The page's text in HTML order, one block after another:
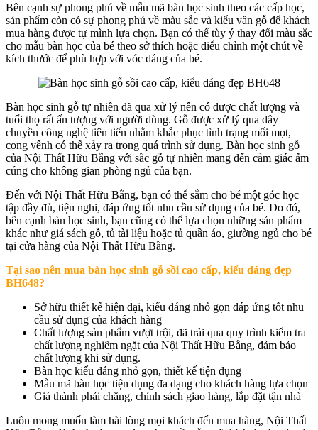
Bên cạnh sự phong phú về mẫu mã bàn học sinh theo các cấp học,
sản phẩm còn có sự phong phú về màu sắc và kiểu vân gỗ để khách
mua hàng được tự mình lựa chọn. Bạn có thể tùy ý thay đổi màu sắc
cho mẫu bàn học của bé theo sở thích hoặc điểu chỉnh một chút về
kích thước để phù hợp với vóc dáng của bé.
Bàn học sinh gỗ tự nhiên đã qua xử lý nên có được chất lượng và
tuổi thọ rất ấn tượng với người dùng. Gỗ được xử lý qua dây
chuyền công nghệ tiên tiến nhằm khắc phục tình trạng mối mọt,
cong vênh có thể xảy ra trong quá trình sử dụng. Bàn học sinh gỗ
của Nội Thất Hữu Bằng với sắc gỗ tự nhiên mang đến cảm giác ấm
cúng cho không gian phòng ngủ của bạn.
Đến với Nội Thất Hữu Bằng, bạn có thể sắm cho bé một góc học
tập đầy đủ, tiện nghi, đáp ứng tốt nhu cầu sử dụng của bé. Do đó,
bên cạnh bàn học sinh, bạn cũng có thể lựa chọn những sản phẩm
khác như giá sách gỗ, tủ tài liệu hoặc tủ quần áo, giường ngủ cho bé
tại cửa hàng của Nội Thất Hữu Bằng.
Tại sao nên mua bàn học sinh gỗ sồi cao cấp, kiểu dáng đẹp
BH648?
Sở hữu thiết kế hiện đại, kiểu dáng nhỏ gọn đáp ứng tốt nhu
cầu sử dụng của khách hàng
Chất lượng sản phẩm vượt trội, đã trải qua quy trình kiểm tra
chất lượng nghiêm ngặt của Nội Thất Hữu Bằng, đảm bảo
chất lượng khi sử dụng.
Bàn học kiểu dáng nhỏ gọn, thiết kế tiện dụng
Mẫu mã bàn học tiện dụng đa dạng cho khách hàng lựa chọn
Giá thành phải chăng, chính sách giao hàng, lắp đặt tận nhà
Luôn mong muốn làm hài lòng mọi khách đến mua hàng, Nội Thất